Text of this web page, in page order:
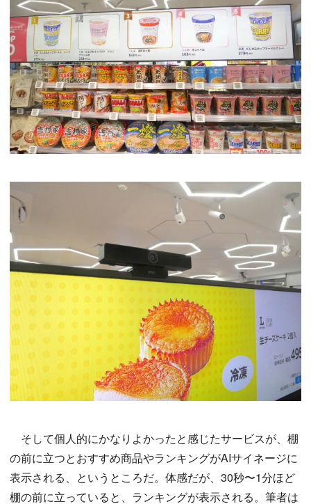
そして個人的にかなりよかったと感じたサービスが、棚
の前に立つとおすすめ商品やランキングがAIサイネージに
表示される、というところだ。体感だが、30秒〜1分ほど
棚の前に立っていると、ランキングが表示される。筆者は